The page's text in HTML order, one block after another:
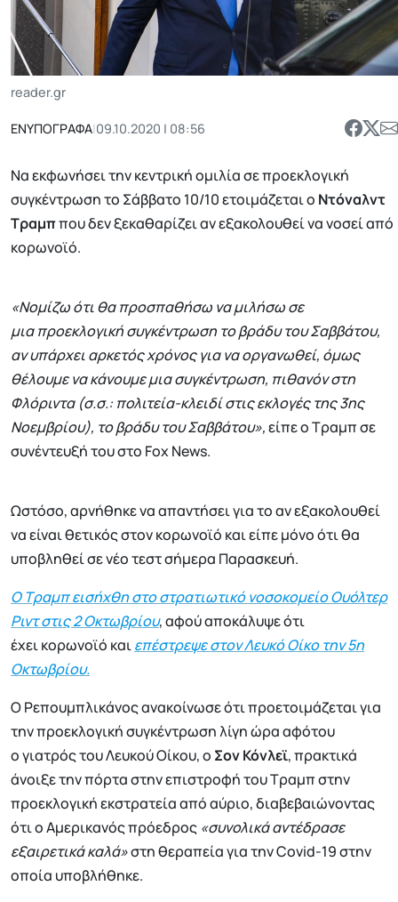
reader.gr
ΕΝΥΠΟΓΡΑΦΑ|09.10.2020 | 08:56
Να εκφωνήσει την κεντρική ομιλία σε προεκλογική
συγκέντρωση το Σάββατο 10/10 ετοιμάζεται ο Ντόναλντ
Τραμππου δεν ξεκαθαρίζει αν εξακολουθεί να νοσεί από
κορωνοϊό.
«Νομίζω ότι θα προσπαθήσω να μιλήσω σε
μια προεκλογική συγκέντρωση το βράδυ του Σαββάτου,
αν υπάρχει αρκετός χρόνος για να οργανωθεί, όμως
θέλουμε να κάνουμε μια συγκέντρωση, πιθανόν στη
Φλόριντα (σ.σ.: πολιτεία-κλειδί στις εκλογές της 3ης
Νοεμβρίου), το βράδυ του Σαββάτου»,είπε ο Τραμπ σε
συνέντευξή του στο Fox News.
Ωστόσο, αρνήθηκε να απαντήσει για το αν εξακολουθεί
να είναι θετικός στον κορωνοϊό και είπε μόνο ότι θα
υποβληθεί σε νέο τεστ σήμερα Παρασκευή.
Ο Τραμπ εισήχθη στο στρατιωτικό νοσοκομείο Ουόλτερ
Ριντ στις 2 Οκτωβρίου, αφού αποκάλυψε ότι
έχει κορωνοϊό καιεπέστρεψε στον Λευκό Οίκο την 5η
Οκτωβρίου.
Ο Ρεπουμπλικάνος ανακοίνωσε ότι προετοιμάζεται για
την προεκλογική συγκέντρωση λίγη ώρα αφότου
ο γιατρός του Λευκού Οίκου, ο Σον Κόνλεϊ, πρακτικά
άνοιξε την πόρτα στην επιστροφή του Τραμπ στην
προεκλογική εκστρατεία από αύριο, διαβεβαιώνοντας
ότι ο Αμερικανός πρόεδρος «συνολικά αντέδρασε
εξαιρετικά καλά»στη θεραπεία για την Covid-19 στην
οποία υποβλήθηκε.